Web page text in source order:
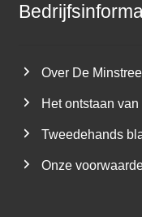
Over De Minstreel
Het ontstaan
Tweedehands
Onze